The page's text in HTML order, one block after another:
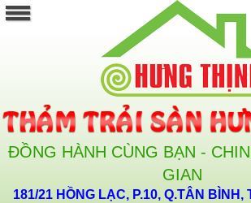
ĐỒNG HÀNH CÙNG BẠN -
GIAN
181/21 HỒNG LẠC, P.10, Q.TÂN BÌNH,